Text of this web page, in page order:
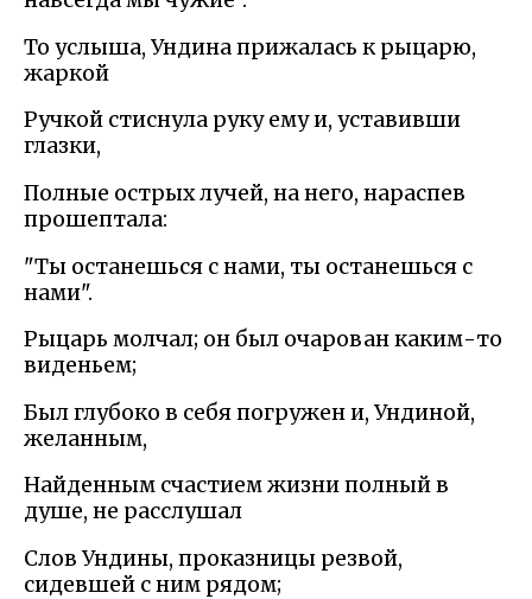
То услыша, Ундина прижалась к рыцарю,
жаркой
Ручкой стиснула руку ему и, уставивши
глазки,
Полные острых лучей, на него, нараспев
прошептала:
"Ты останешься с нами, ты останешься с
нами".
Рыцарь молчал; он был очарован каким-то
виденьем;
Был глубоко в себя погружен и, Ундиной,
желанным,
Найденным счастием жизни полный в
душе, не расслушал
Слов Ундины, проказницы резвой,
сидевшей с ним рядом;